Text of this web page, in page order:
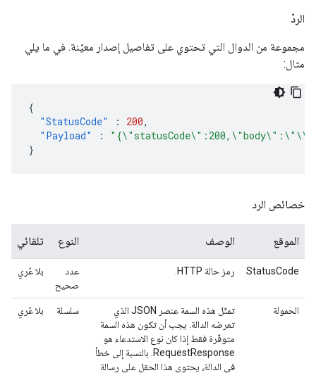
الردّ
مجموعة من الدوال التي تحتوي على تفاصيل إصدار معيّنة. في ما يلي
مثال:
{
"StatusCode"
: 200,
"Payload"
:
}
خصائص الرد
الموقع الوصف النوع تلقائي
StatusCode رمز حالة HTTP‬.
عدد
صحيح
بلا عُري
الحمولة
تمثّل هذه السمة عنصر JSON الذي
تعرضه الدالة. يجب أن تكون هذه السمة
متوفّرة فقط إذا كان نوع الاستدعاء هو
RequestResponse. بالنسبة إلى خطأ
في الدالة، يحتوي هذا الحقل على رسالة
سلسلة بلا عُري